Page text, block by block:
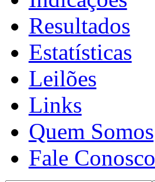
Resultados
Estatísticas
Leilões
Links
Quem Somos
Fale Conosco